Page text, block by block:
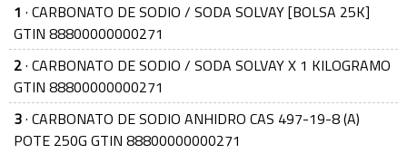
1 · CARBONATO DE SODIO / SODA SOLVAY [BOLSA 25K]
GTIN 88800000000271
2· CARBONATO DE SODIO / SODA SOLVAY X 1 KILOGRAMO
GTIN 88800000000271
3· CARBONATO DE SODIO ANHIDRO CAS 497-19-8 (A)
POTE 250G GTIN 88800000000271